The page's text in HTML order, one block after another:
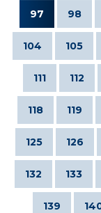
97 98
104 105
111 112
118 119
125 126
132 133
139